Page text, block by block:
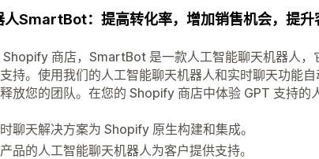
人SmartBot：提高转化率，增加销售机会，提升
商店，SmartBot 是一款人工智能聊天机器人，
持。使用我们的人工智能聊天机器人和实时聊天功能
放您的团队。在您的 Shopify 商店中体验 GPT 支持的
聊天解决方案为 Shopify 原生构建和集成。
品的人工智能聊天机器人为客户提供支持。